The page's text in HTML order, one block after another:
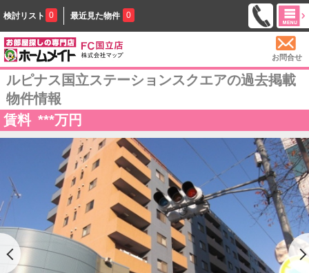
検討リスト 0 最近見た物件 0
お問合せ
ルピナス国立ステーションスクエアの過去掲載
物件情報
賃料 ***万円